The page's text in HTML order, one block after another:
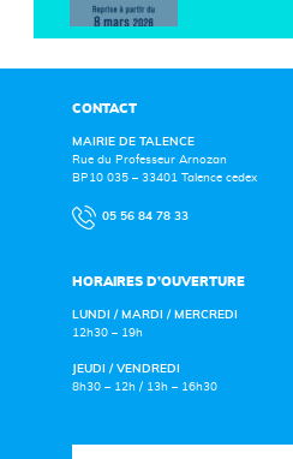
CONTACT
MAIRIE DE TALENCE
Rue du Professeur Arnozan
BP10 035 – 33401 Talence cedex
05 56 84 78 33
HORAIRES D’OUVERTURE
LUNDI / MARDI / MERCREDI
12h30 – 19h
JEUDI / VENDREDI
8h30 – 12h / 13h – 16h30